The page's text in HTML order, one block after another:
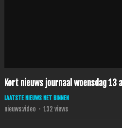
Kort nieuws journaal woensdag 13
LAATSTE NIEUWS NET BINNEN
nieuws.video · 132 views